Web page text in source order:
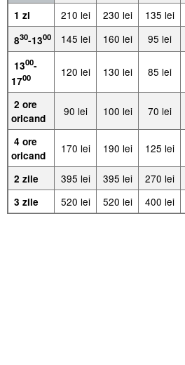
1 zi 210 lei 230 lei 135 lei
830-1300 145 lei 160 lei 95 lei
1300-
1700 120 lei 130 lei 85 lei
2 ore
oricand
90 lei 100 lei 70 lei
4 ore
oricand
170 lei 190 lei 125 lei
2 zile 395 lei 395 lei 270 lei
3 zile 520 lei 520 lei 400 lei